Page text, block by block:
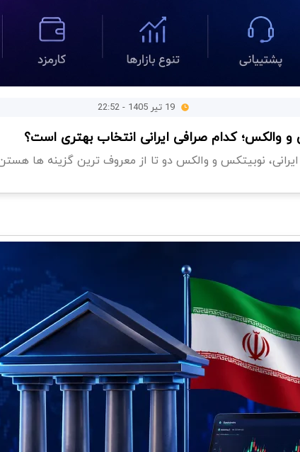
والکس؛ کدام صرافی ایرانی انتخاب بهتری است؟
نوبیتکس و والکس دو تا از معروف ترین گزینه ها هستن